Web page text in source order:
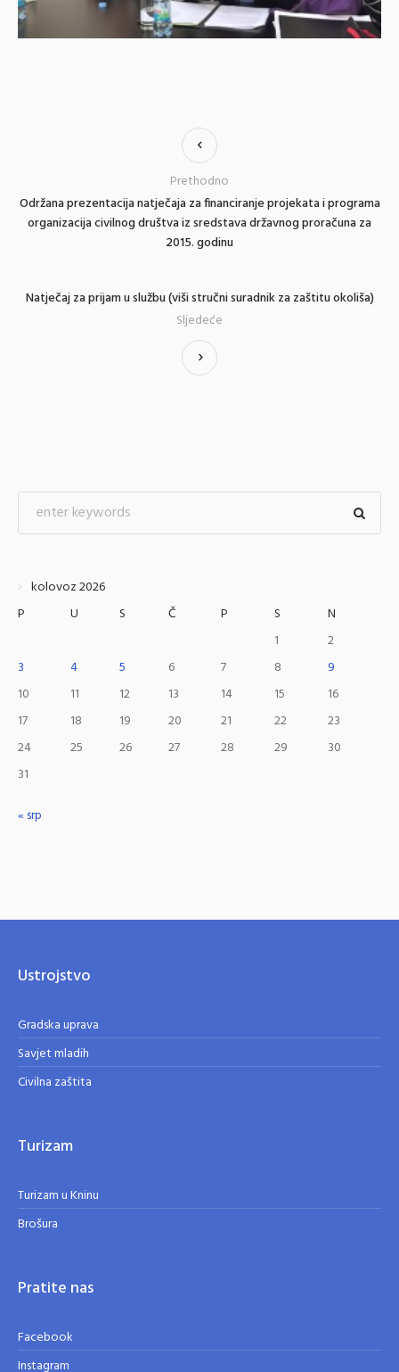
Održana prezentacija natječaja za financiranje projekata i programa
organizacija civilnog društva iz sredstava državnog proračuna za
2015. godinu
Prethodno
Natječaj za prijam u službu (viši stručni suradnik za zaštitu okoliša)
Sljedeće
kolovoz 2026
P
U S Č P S
N
1
2
3
4 5 6 7 8
9
10
11 12 13 14 15
16
17
18 19 20 21 22
23
24
25 26 27 28 29
30
31
« srp
Ustrojstvo
Gradska uprava
Savjet mladih
Civilna zaštita
Turizam
Turizam u Kninu
Brošura
Pratite nas
Facebook
Instagram